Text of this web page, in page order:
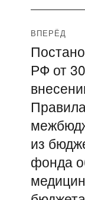
ВПЕРЁД
Следующая
запись:
РФ от
из
фонда